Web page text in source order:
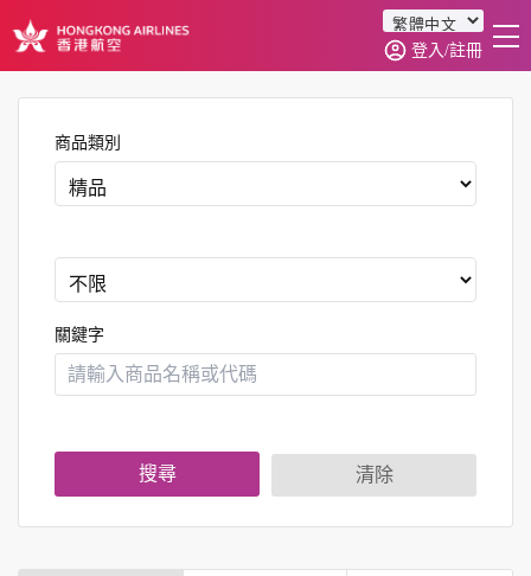
首頁
商品分類
訂單查詢
登入/註冊
商品類別
關鍵字
搜尋 清除